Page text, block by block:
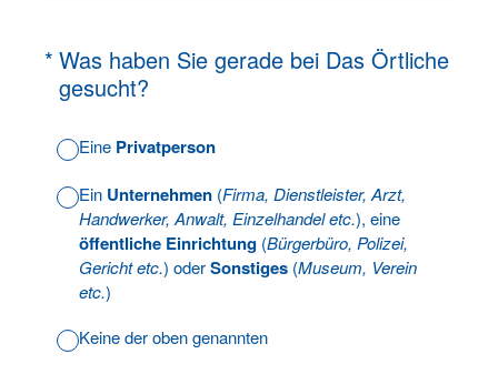
* Was haben Sie gerade bei Das Örtliche
gesucht?
(Erforderlich.)
Eine Privatperson
Ein Unternehmen (Firma, Dienstleister, Arzt,
Handwerker, Anwalt, Einzelhandel etc.), eine
öffentliche Einrichtung (Bürgerbüro, Polizei,
Gericht etc.) oderSonstiges (Museum, Verein
etc.)
Keine der oben genannten